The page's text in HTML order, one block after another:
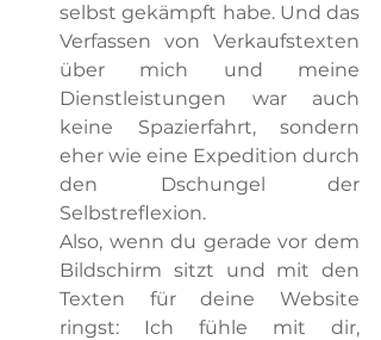
selbst gekämpft habe. Und das
Verfassen von Verkaufstexten
über mich und meine
Dienstleistungen war auch
keine Spazierfahrt, sondern
eher wie eine Expedition durch
den Dschungel der
Selbstreflexion.
Also, wenn du gerade vor dem
Bildschirm sitzt und mit den
Texten für deine Website
ringst: Ich fühle mit dir,